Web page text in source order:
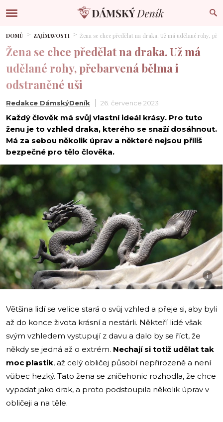
DOMŮ ZAJÍMAVOSTI Žena se chce předělat na draka. Už má udělané rohy,
Žena se chce předělat na draka. Už má
udělané rohy, přebarvená bělma i
odstraněné uši
Redakce DámskýDeník 26. července 2023
Každý člověk má svůj vlastní ideál krásy. Pro tuto
ženu je to vzhled draka, kterého se snaží dosáhnout.
Má za sebou několik úprav a některé nejsou příliš
bezpečné pro tělo člověka.
i
Většina lidí se velice stará o svůj vzhled a přeje si, aby byli
až do konce života krásní a nestárli. Někteří lidé však
svým vzhledem vystupují z davu a dalo by se říct, že
někdy se jedná až o extrém. Nechají si totiž udělat tak
moc plastik, až celý obličej působí nepřirozeně a není
vůbec hezký. Tato žena se zničehonic rozhodla, že chce
vypadat jako drak, a proto podstoupila několik úprav v
obličeji a na těle.